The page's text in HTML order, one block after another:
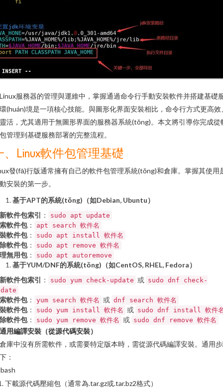
服務器的管理與運維中，掌握通過命令行手動安裝軟件并搭建基礎
(huán)境是一項核心技能。與圖形化界面安裝相比，命令行方式更高效
活，尤其適用于無圖形界面的服務器系統(tǒng)。本文將引導你完成從
管理到基礎服務部署的完整流程。
、Linux軟件包管理基礎
發(fā)行版通常擁有自己的軟件包管理系統(tǒng)和倉庫。掌握其使用
安裝的第一步。
基于APT的系統(tǒng)（如Debian, Ubuntu）
軟件包索引 ： sudo apt update
軟件包： apt search 軟件名
軟件包： sudo apt install 軟件名
軟件包： sudo apt remove 軟件名
無用包： sudo apt autoremove
基于YUM/DNF的系統(tǒng)（如CentOS, RHEL, Fedora）
軟件包索引 ： sudo yum check-update 或 sudo dnf check-
軟件包： yum search 軟件名 或 dnf search 軟件名
軟件包： sudo yum install 軟件名 或 sudo dnf install 軟件
軟件包： sudo yum remove 軟件名 或 sudo dnf remove 軟件名
通用編譯安裝（從源代碼安裝）
庫中沒有所需軟件，或需要特定版本時，需從源代碼編譯安裝。通用
：
bash
下載源代碼壓縮包（通常為.tar.gz或.tar.bz2格式）